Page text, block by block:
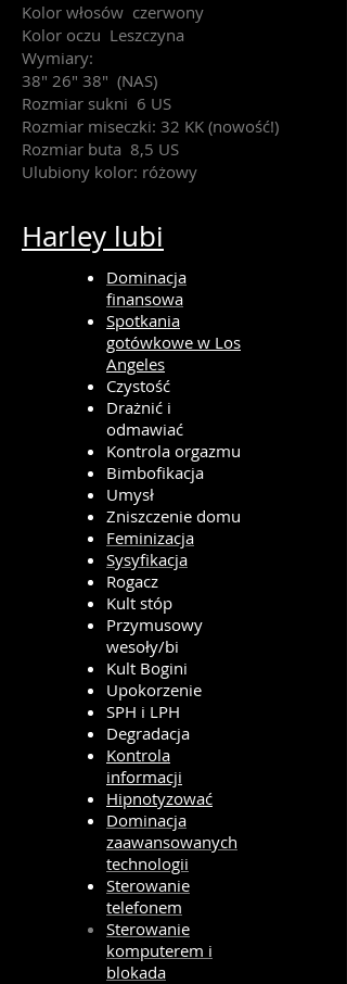
Kolor włosów czerwony
Kolor oczu Leszczyna
Wymiary:
38" 26" 38" (NAS)
Rozmiar sukni 6 US
Rozmiar miseczki: 32 KK (nowość!)
Rozmiar buta 8,5 US
Ulubiony kolor: różowy
Harley lubi
Dominacja
finansowa
Spotkania
gotówkowe w Los
Angeles
Czystość
Drażnić i
odmawiać
Kontrola orgazmu
Bimbofikacja
Umysł
Zniszczenie domu
Feminizacja
Sysyfikacja
Rogacz
Kult stóp
Przymusowy
wesoły/bi
Kult Bogini
Upokorzenie
SPH i LPH
Degradacja
Kontrola
informacji
Hipnotyzować
Dominacja
zaawansowanych
technologii
Sterowanie
telefonem
Sterowanie
komputerem i
blokada